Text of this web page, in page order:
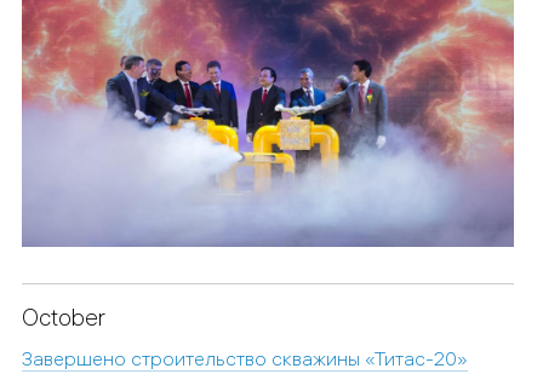
October
Завершено строительство скважины «Титас-20»